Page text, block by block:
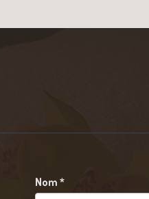
Nom *